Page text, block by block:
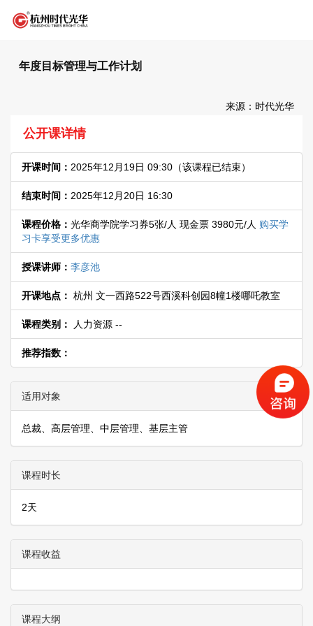
年度目标管理与工作计划
来源：时代光华
公开课详情
开课时间： 2025年12月19日 09:30 （该课程已结束）
结束时间： 2025年12月20日 16:30
课程价格： 光华商学院学习券5张/人 现金票 3980元/人 购买学
习卡享受更多优惠
授课讲师： 李彦池
开课地点： 杭州 文一西路522号西溪科创园8幢1楼哪吒教室
课程类别： 人力资源 --
推荐指数：
适用对象
总裁、高层管理、中层管理、基层主管
课程时长
2天
课程收益
课程大纲